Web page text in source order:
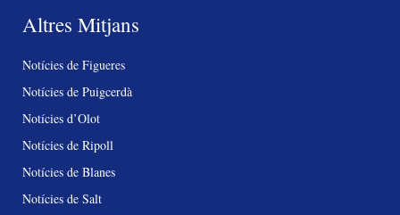
Altres Mitjans
Notícies de Figueres
Notícies de Puigcerdà
Notícies d’Olot
Notícies de Ripoll
Notícies de Blanes
Notícies de Salt